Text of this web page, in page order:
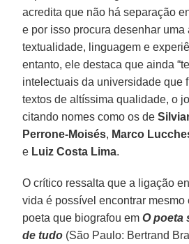
acredita que não há separação
e por isso procura desenhar uma
textualidade, linguagem e
entanto, ele destaca que ainda
intelectuais da universidade que
textos de altíssima qualidade, o
citando nomes como os de
Perrone-Moisés, Marco
e Luiz Costa Lima.
O crítico ressalta que a ligação
vida é possível encontrar mesmo
poeta que biografou emO poeta
de tudo (São Paulo: Bertrand